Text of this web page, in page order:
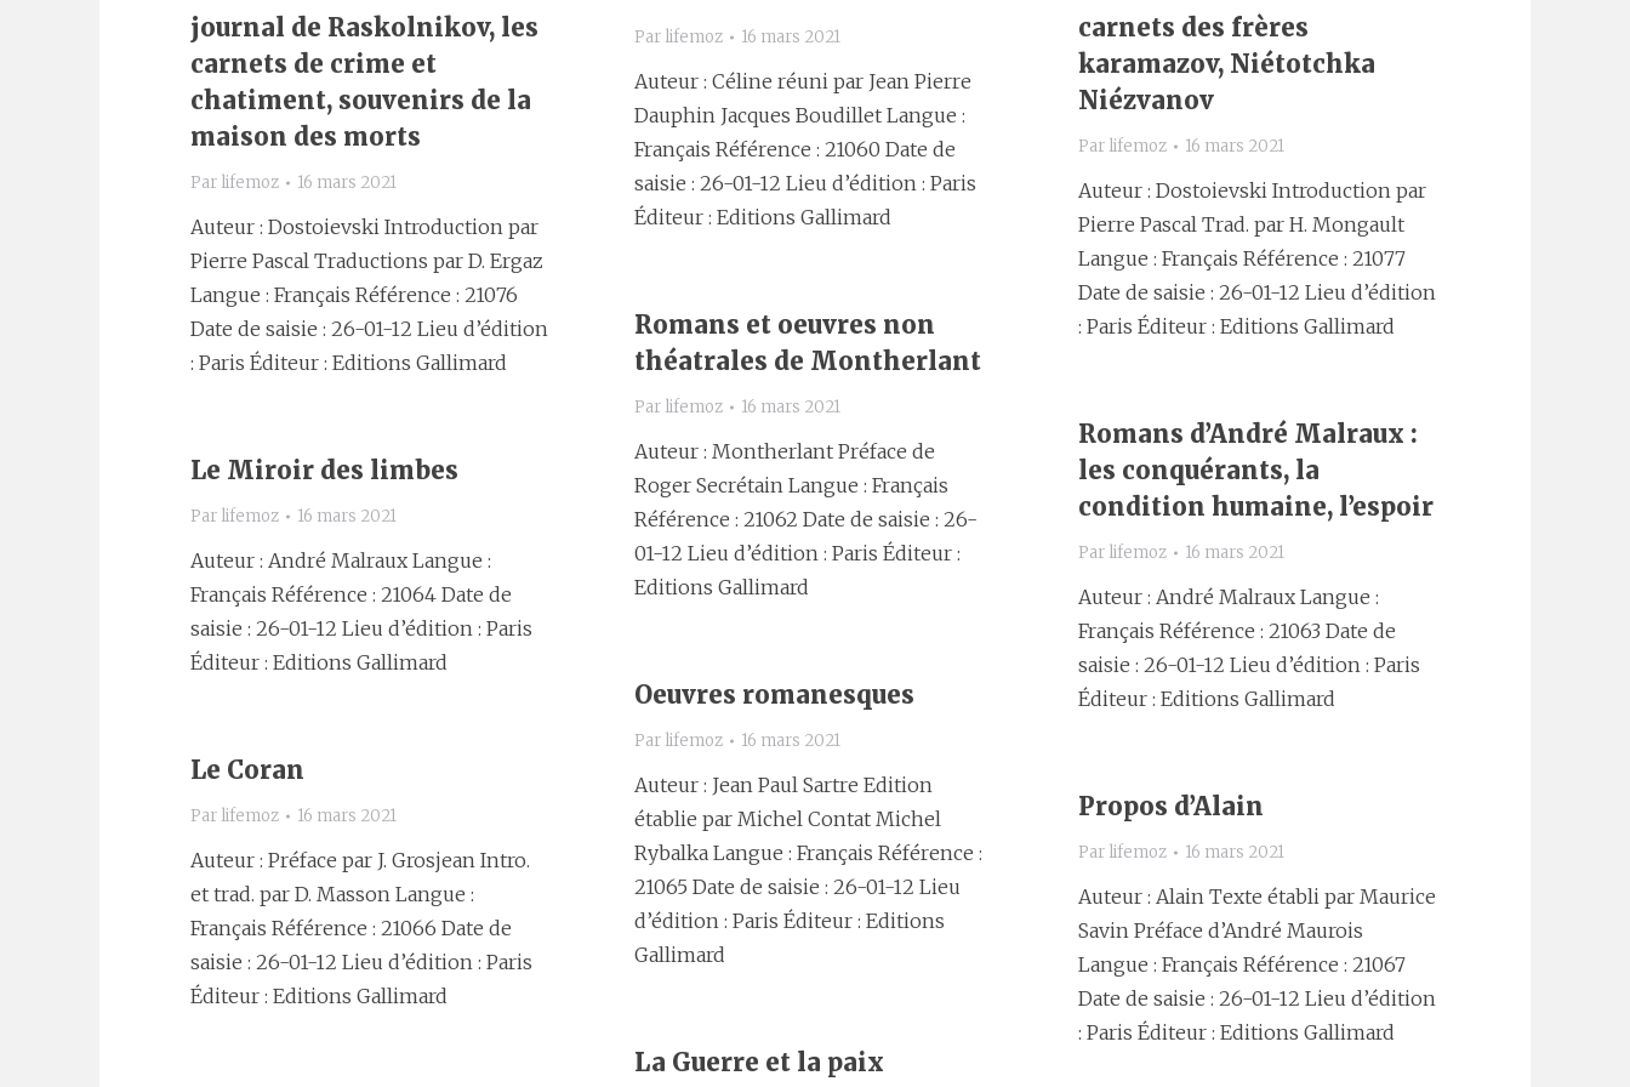
journal de Raskolnikov, les
carnets de crime et
chatiment, souvenirs de la
maison des morts
Par lifemoz 16 mars 2021
Auteur : Dostoievski Introduction par
Pierre Pascal Traductions par D. Ergaz
Langue : Français Référence : 21076
Date de saisie : 26-01-12 Lieu d’édition
: Paris Éditeur : Editions Gallimard
Par lifemoz 16 mars 2021
Auteur : Céline réuni par Jean Pierre
Dauphin Jacques Boudillet Langue :
Français Référence : 21060 Date de
saisie : 26-01-12 Lieu d’édition : Paris
Éditeur : Editions Gallimard
carnets des frères
karamazov, Niétotchka
Niézvanov
Par lifemoz 16 mars 2021
Auteur : Dostoievski Introduction par
Pierre Pascal Trad. par H. Mongault
Langue : Français Référence : 21077
Date de saisie : 26-01-12 Lieu d’édition
: Paris Éditeur : Editions Gallimard
Romans et oeuvres non
théatrales de Montherlant
Par lifemoz 16 mars 2021
Auteur : Montherlant Préface de
Roger Secrétain Langue : Français
Référence : 21062 Date de saisie : 26-
01-12 Lieu d’édition : Paris Éditeur :
Editions Gallimard
Romans d’André Malraux :
les conquérants, la
condition humaine, l’espoir
Par lifemoz 16 mars 2021
Auteur : André Malraux Langue :
Français Référence : 21063 Date de
saisie : 26-01-12 Lieu d’édition : Paris
Éditeur : Editions Gallimard
Le Miroir des limbes
Par lifemoz 16 mars 2021
Auteur : André Malraux Langue :
Français Référence : 21064 Date de
saisie : 26-01-12 Lieu d’édition : Paris
Éditeur : Editions Gallimard
Oeuvres romanesques
Par lifemoz 16 mars 2021
Auteur : Jean Paul Sartre Edition
établie par Michel Contat Michel
Rybalka Langue : Français Référence :
21065 Date de saisie : 26-01-12 Lieu
d’édition : Paris Éditeur : Editions
Gallimard
Le Coran
Par lifemoz 16 mars 2021
Auteur : Préface par J. Grosjean Intro.
et trad. par D. Masson Langue :
Français Référence : 21066 Date de
saisie : 26-01-12 Lieu d’édition : Paris
Éditeur : Editions Gallimard
Propos d’Alain
Par lifemoz 16 mars 2021
Auteur : Alain Texte établi par Maurice
Savin Préface d’André Maurois
Langue : Français Référence : 21067
Date de saisie : 26-01-12 Lieu d’édition
: Paris Éditeur : Editions Gallimard
La Guerre et la paix